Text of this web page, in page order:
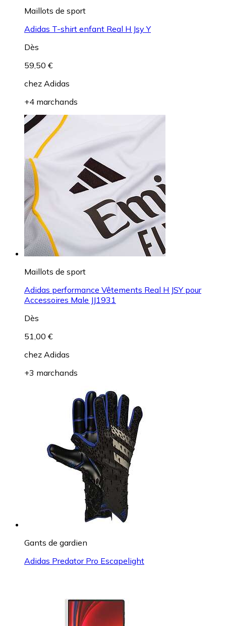
Maillots de sport
Adidas T-shirt enfant Real H Jsy Y
Dès
59,50 €
chez Adidas
+4 marchands
Maillots de sport
Adidas performance Vêtements Real H JSY pour
Accessoires Male JJ1931
Dès
51,00 €
chez Adidas
+3 marchands
Gants de gardien
Adidas Predator Pro Escapelight